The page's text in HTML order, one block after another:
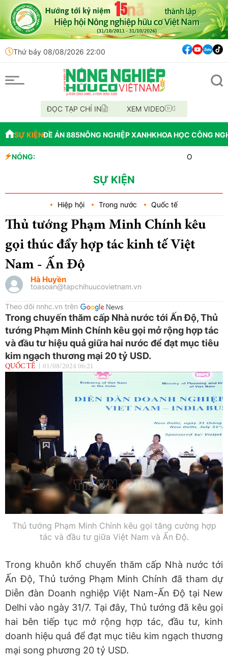
Thứ bảy 08/08/2026 22:00
ĐỌC TẠP CHÍ IN XEM VIDEO
SỰ KIỆNĐỀ ÁN 885NÔNG NGHIỆP XANHKHOA HỌC CÔNG
NÓNG:
OAU đưa nhà máy
SỰ KIỆN
Hiệp hội Trong nước Quốc tế
Thủ tướng Phạm Minh Chính kêu
gọi thúc đẩy hợp tác kinh tế Việt
Nam - Ấn Độ
Hà Huyền
toasoan@tapchihuucovietnam.vn
Theo dõi nnhc.vn trên
Trong chuyến thăm cấp Nhà nước tới Ấn Độ, Thủ
tướng Phạm Minh Chính kêu gọi mở rộng hợp tác
và đầu tư hiệu quả giữa hai nước để đạt mục tiêu
kim ngạch thương mại 20 tỷ USD.
QUỐC TẾ 01/08/2024 06:21
Thủ tướng Phạm Minh Chính kêu gọi tăng cường hợp
tác và đầu tư giữa Việt Nam và Ấn Độ.
Trong khuôn khổ chuyến thăm cấp Nhà nước tới
Ấn Độ, Thủ tướng Phạm Minh Chính đã tham dự
Diễn đàn Doanh nghiệp Việt Nam-Ấn Độ tại New
Delhi vào ngày 31/7. Tại đây, Thủ tướng đã kêu gọi
hai bên tiếp tục mở rộng hợp tác, đầu tư, kinh
doanh hiệu quả để đạt mục tiêu kim ngạch thương
mại song phương 20 tỷ USD.